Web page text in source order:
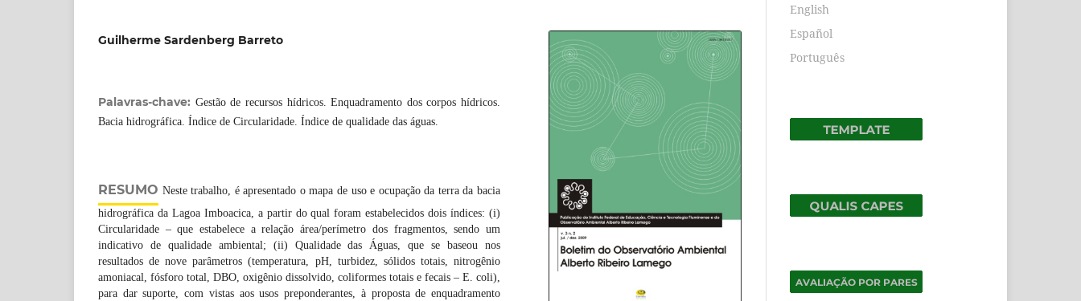
Guilherme Sardenberg Barreto
Palavras-chave: Gestão de recursos hídricos. Enquadramento dos corpos hídricos.
Bacia hidrográfica. Índice de Circularidade. Índice de qualidade das águas.
RESUMO Neste trabalho, é apresentado o mapa de uso e ocupação da terra da bacia
hidrográfica da Lagoa Imboacica, a partir do qual foram estabelecidos dois índices: (i)
Circularidade – que estabelece a relação área/perímetro dos fragmentos, sendo um
indicativo de qualidade ambiental; (ii) Qualidade das Águas, que se baseou nos
resultados de nove parâmetros (temperatura, pH, turbidez, sólidos totais, nitrogênio
amoniacal, fósforo total, DBO, oxigênio dissolvido, coliformes totais e fecais – E. coli),
para dar suporte, com vistas aos usos preponderantes, à proposta de enquadramento
English
Español
Português